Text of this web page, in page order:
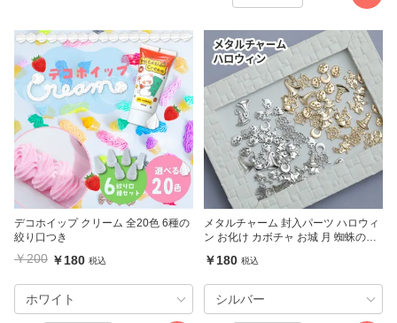
デコホイップ クリーム 全20色 6種の
絞り口つき
￥200 ￥180 税込
メタルチャーム 封入パーツ ハロウィ
ン お化け カボチャ お城 月 蜘蛛の巣
￥180 税込